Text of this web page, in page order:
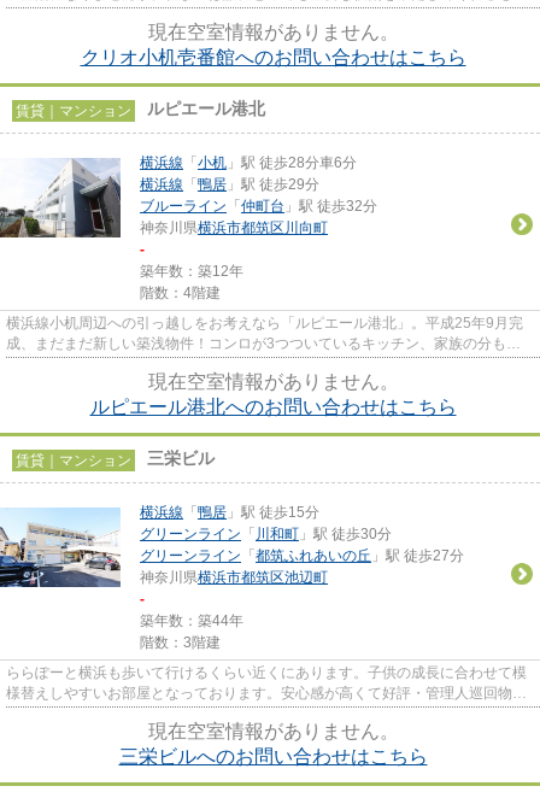
現在空室情報がありません。
クリオ小机壱番館へのお問い合わせはこちら
賃貸｜マンション ルピエール港北
横浜線 「 小机 」駅 徒歩28分車6分
横浜線 「 鴨居 」駅 徒歩29分
ブルーライン 「 仲町台 」駅 徒歩32分
神奈川県横浜市都筑区 川向町
-
築年数：築12年
階数：4階建
横浜線小机周辺への引っ越しをお考えなら「ルピエール港北」。平成25年9月完
成、まだまだ新しい築浅物件！コンロが3つついているキッチン、家族の分もラ
現在空室情報がありません。
ルピエール港北へのお問い合わせはこちら
賃貸｜マンション 三栄ビル
横浜線 「 鴨居 」駅 徒歩15分
グリーンライン 「 川和町 」駅 徒歩30分
グリーンライン 「 都筑ふれあいの丘 」駅 徒歩27分
神奈川県横浜市都筑区池辺町
-
築年数：築44年
階数：3階建
ららぽーと横浜も歩いて行けるくらい近くにあります。子供の成長に合わせて模
様替えしやすいお部屋となっております。安心感が高くて好評・管理人巡回物
現在空室情報がありません。
三栄ビルへのお問い合わせはこちら